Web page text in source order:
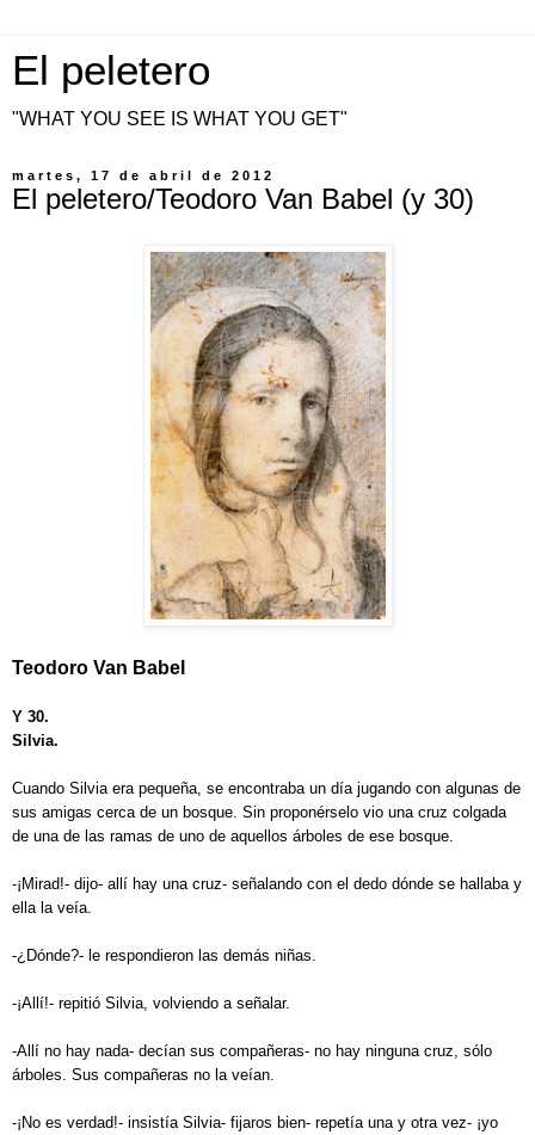
El peletero
"WHAT YOU SEE IS WHAT YOU GET"
martes, 17 de abril de 2012
El peletero/Teodoro Van Babel (y 30)
Teodoro Van Babel
Y 30.
Silvia.
Cuando Silvia era pequeña, se encontraba un día jugando con algunas de
sus amigas cerca de un bosque. Sin proponérselo vio una cruz colgada
de una de las ramas de uno de aquellos árboles de ese bosque.
-¡Mirad!- dijo- allí hay una cruz- señalando con el dedo dónde se hallaba y
ella la veía.
-¿Dónde?- le respondieron las demás niñas.
-¡Allí!- repitió Silvia, volviendo a señalar.
-Allí no hay nada- decían sus compañeras- no hay ninguna cruz, sólo
árboles. Sus compañeras no la veían.
-¡No es verdad!- insistía Silvia- fijaros bien- repetía una y otra vez- ¡yo